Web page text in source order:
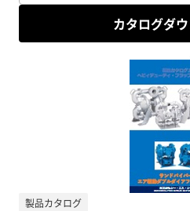
カタログダ
製品カタログ